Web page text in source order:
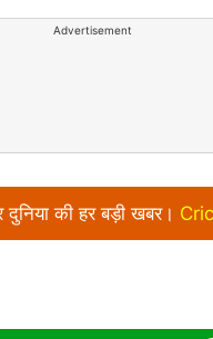
Advertisement
की हर बड़ी खबर।